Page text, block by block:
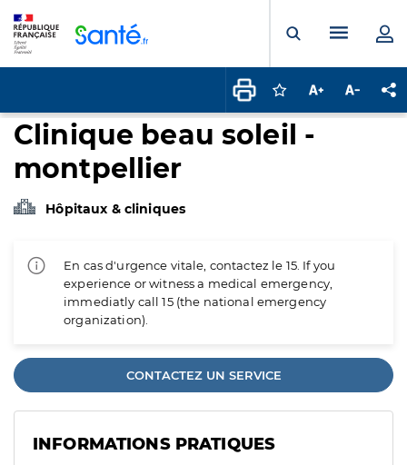
Ouvrir laMenu
Connectez-vous
Augmenter la
Clinique beau soleil -
montpellier
Hôpitaux & cliniques
En cas d'urgence vitale, contactez le 15. If you
experience or witness a medical emergency,
immediatly call 15 (the national emergency
organization).
CONTACTEZ UN SERVICE
INFORMATIONS PRATIQUES